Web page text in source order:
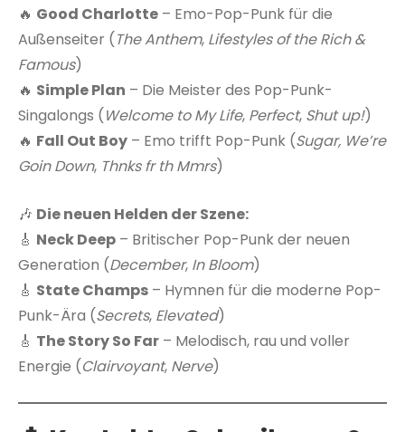
🔥 Good Charlotte – Emo-Pop-Punk für die
Außenseiter (The Anthem, Lifestyles of the Rich &
Famous)
🔥 Simple Plan – Die Meister des Pop-Punk-
Singalongs (Welcome to My Life, Perfect, Shut up!)
🔥 Fall Out Boy – Emo trifft Pop-Punk (Sugar, We’re
Goin Down, Thnks fr th Mmrs)
🎶 Die neuen Helden der Szene:
🎸 Neck Deep – Britischer Pop-Punk der neuen
Generation (December, In Bloom)
🎸 State Champs – Hymnen für die moderne Pop-
Punk-Ära (Secrets, Elevated)
🎸 The Story So Far – Melodisch, rau und voller
Energie (Clairvoyant, Nerve)